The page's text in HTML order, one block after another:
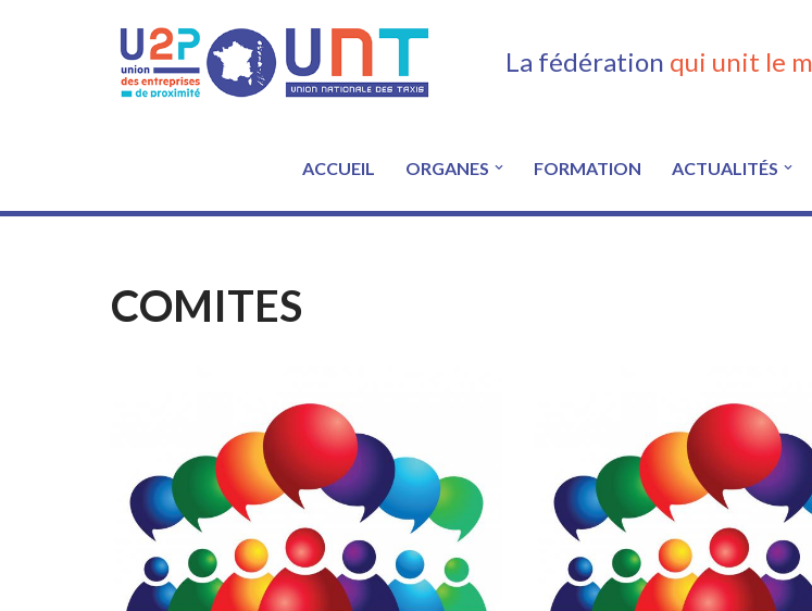
La fédération qui unit le
ACCUEIL ORGANES FORMATION ACTUALITÉS
COMITES